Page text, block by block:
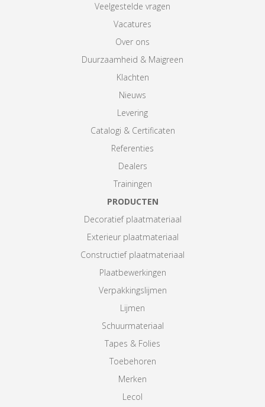
Veelgestelde vragen
Vacatures
Over ons
Duurzaamheid & Maigreen
Klachten
Nieuws
Levering
Catalogi & Certificaten
Referenties
Dealers
Trainingen
PRODUCTEN
Decoratief plaatmateriaal
Exterieur plaatmateriaal
Constructief plaatmateriaal
Plaatbewerkingen
Verpakkingslijmen
Lijmen
Schuurmateriaal
Tapes & Folies
Toebehoren
Merken
Lecol